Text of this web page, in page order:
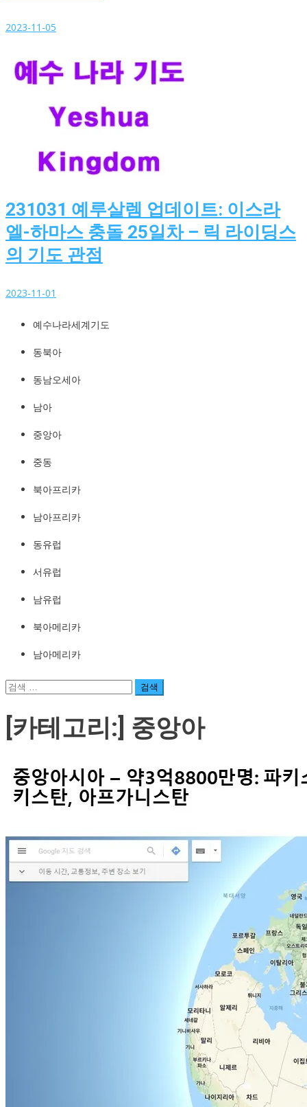
2023-11-05
231031 예루살렘 업데이트: 이스라
엘-하마스 충돌 25일차 – 릭 라이딩스
의 기도 관점
2023-11-01
예수나라세계기도
http://YeshuaKingdom.kr
예수나라세계기도
동북아
동남오세아
남아
중앙아
중동
북아프리카
남아프리카
동유럽
서유럽
남유럽
북아메리카
남아메리카
검
[카테고리:] 중앙아